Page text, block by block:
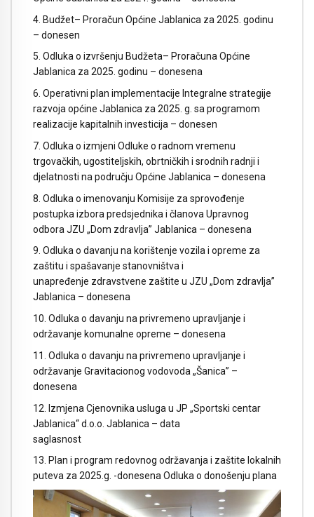
4. Budžet– Proračun Općine Jablanica za 2025. godinu
– donesen
5. Odluka o izvršenju Budžeta– Proračuna Općine
Jablanica za 2025. godinu – donesena
6. Operativni plan implementacije Integralne strategije
razvoja općine Jablanica za 2025. g. sa programom
realizacije kapitalnih investicija – donesen
7. Odluka o izmjeni Odluke o radnom vremenu
trgovačkih, ugostiteljskih, obrtničkih i srodnih radnji i
djelatnosti na području Općine Jablanica – donesena
8. Odluka o imenovanju Komisije za sprovođenje
postupka izbora predsjednika i članova Upravnog
odbora JZU „Dom zdravlja” Jablanica – donesena
9. Odluka o davanju na korištenje vozila i opreme za
zaštitu i spašavanje stanovništva i
unapređenje zdravstvene zaštite u JZU „Dom zdravlja”
Jablanica – donesena
10. Odluka o davanju na privremeno upravljanje i
održavanje komunalne opreme – donesena
11. Odluka o davanju na privremeno upravljanje i
održavanje Gravitacionog vodovoda „Šanica” –
donesena
12. Izmjena Cjenovnika usluga u JP „Sportski centar
Jablanica“ d.o.o. Jablanica – data
saglasnost
13. Plan i program redovnog održavanja i zaštite lokalnih
puteva za 2025.g. -donesena Odluka o donošenju plana